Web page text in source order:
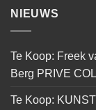
NIEUWS
Te Koop: Freek
Berg PRIVE
Te Koop: